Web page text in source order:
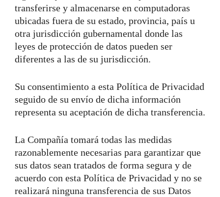
transferirse y almacenarse en computadoras
ubicadas fuera de su estado, provincia, país u
otra jurisdicción gubernamental donde las
leyes de protección de datos pueden ser
diferentes a las de su jurisdicción.
Su consentimiento a esta Política de Privacidad
seguido de su envío de dicha información
representa su aceptación de dicha transferencia.
La Compañía tomará todas las medidas
razonablemente necesarias para garantizar que
sus datos sean tratados de forma segura y de
acuerdo con esta Política de Privacidad y no se
realizará ninguna transferencia de sus Datos